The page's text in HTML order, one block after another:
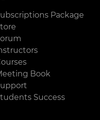
Package
Book
Success